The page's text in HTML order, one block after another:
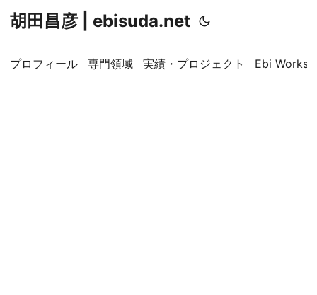
胡田昌彦 | ebisuda.net
プロフィール 専門領域 実績・プロジェクト Ebi